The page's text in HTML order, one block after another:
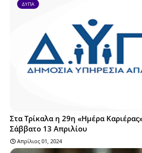
ΔΥΠΑ
Στα Τρίκαλα η 29η «Ημέρα
Σάββατο 13 Απριλίου
Απρίλιος 01, 2024